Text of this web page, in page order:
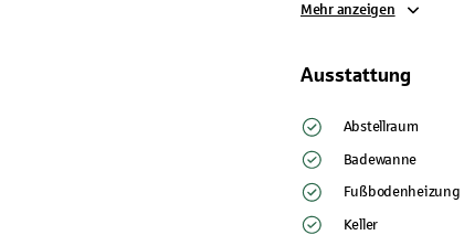
Mehr anzeigen
Ausstattung
Abstellraum
Badewanne
Fußbodenheizung
Keller